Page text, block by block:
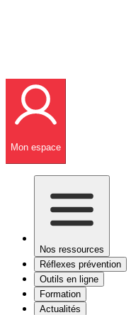
Mon espace
Nos ressources
Réflexes prévention
Outils en ligne
Formation
Actualités